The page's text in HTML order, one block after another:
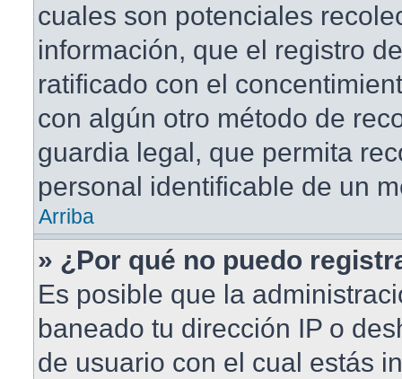
cuales son potenciales
información, que el registro
ratificado con el
con algún otro método de
guardia legal, que permita
personal identificable de un
Arriba
» ¿Por qué no puedo
Es posible que la
baneado tu dirección IP o
de usuario con el cual estás